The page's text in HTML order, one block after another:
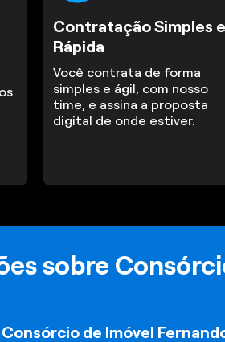
Contratação Simples e
Rápida
Você contrata de forma
simples e ágil, com nosso
time, e assina a proposta
digital de onde estiver.
sobre
de Imóvel